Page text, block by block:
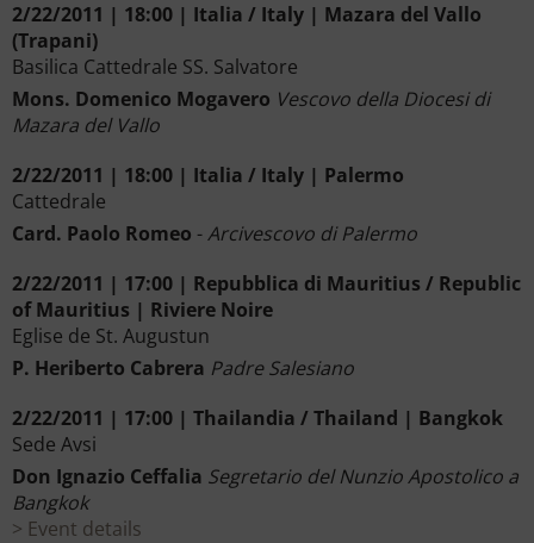
2/22/2011 | 18:00 | Italia / Italy | Mazara del Vallo
(Trapani)
Basilica Cattedrale SS. Salvatore
Mons. Domenico Mogavero Vescovo della Diocesi di
Mazara del Vallo
2/22/2011 | 18:00 | Italia / Italy | Palermo
Cattedrale
Card. Paolo Romeo -Arcivescovo di Palermo
2/22/2011 | 17:00 | Repubblica di Mauritius / Republic
of Mauritius | Riviere Noire
Eglise de St. Augustun
P. Heriberto Cabrera Padre Salesiano
2/22/2011 | 17:00 | Thailandia / Thailand | Bangkok
Sede Avsi
Don Ignazio Ceffalia Segretario del Nunzio Apostolico a
Bangkok
Event details